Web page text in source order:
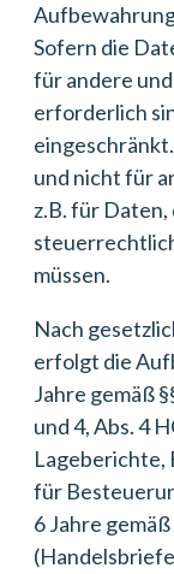
Sofern die
für andere
erforderlich
und nicht für
z.B. für Daten,
müssen.
Nach
erfolgt die
Jahre gemäß
und 4, Abs. 4
Lageberichte,
für
6 Jahre gemäß